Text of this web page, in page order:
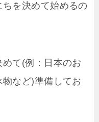
を決めて始めるの
て(例：日本のお
など)準備してお